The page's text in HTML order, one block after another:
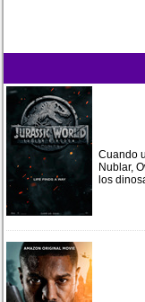
Cuando
Nublar,
los